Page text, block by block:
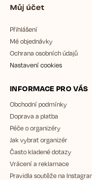
Můj účet
Přihlášení
Mé objednávky
Ochrana osobních údajů
Nastavení cookies
INFORMACE PRO VÁS
Obchodní podmínky
Doprava a platba
Péče o organizéry
Jak vybrat organizér
Často kladené dotazy
Vrácení a reklamace
Pravidla soutěže na